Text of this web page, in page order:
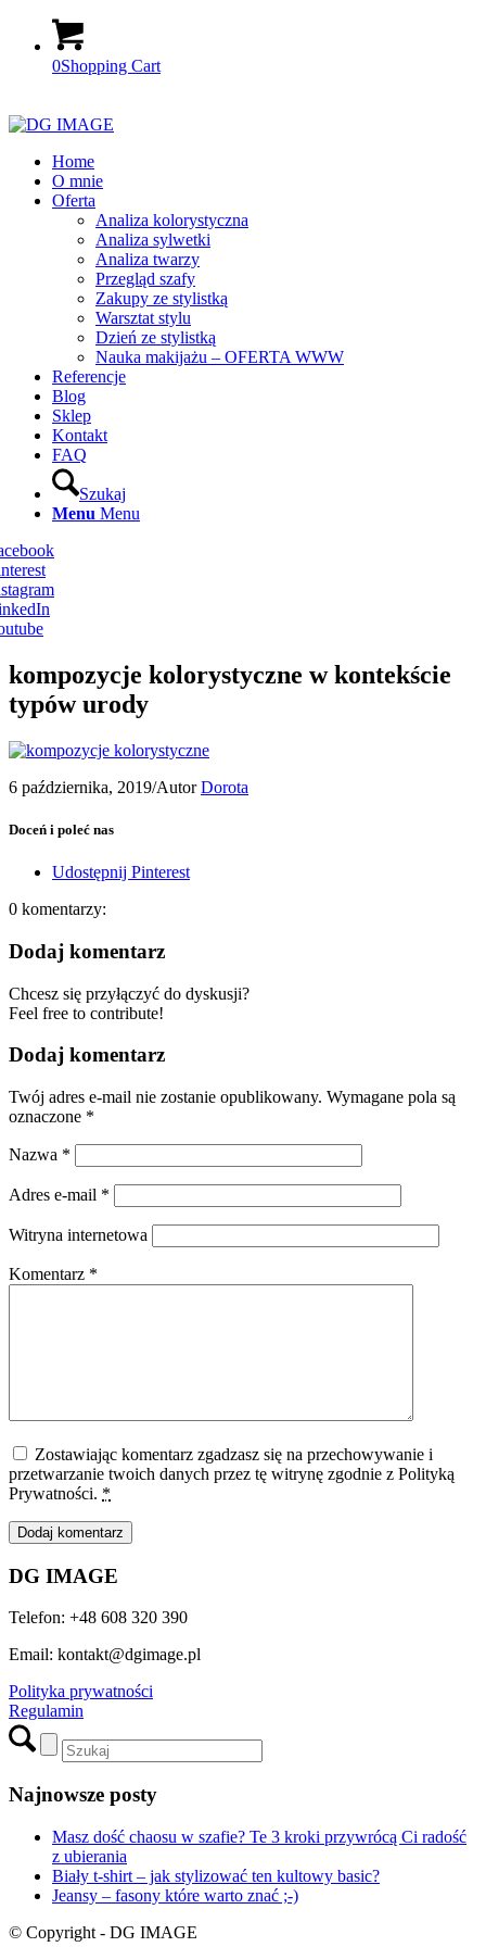
0Shopping Cart
Home
O mnie
Oferta
Analiza kolorystyczna
Analiza sylwetki
Analiza twarzy
Przegląd szafy
Zakupy ze stylistką
Warsztat stylu
Dzień ze stylistką
Nauka makijażu – OFERTA WWW
Referencje
Blog
Sklep
Kontakt
FAQ
Szukaj
Menu Menu
kompozycje kolorystyczne w kontekście
typów urody
6 października, 2019/AutorDorota
Doceń i poleć nas
Udostępnij Pinterest
0 komentarzy:
Dodaj komentarz
Chcesz się przyłączyć do dyskusji?
Feel free to contribute!
Dodaj komentarz
Twój adres e-mail nie zostanie opublikowany. Wymagane pola są
oznaczone *
Nazwa *
Adres e-mail *
Witryna internetowa
Komentarz *
Zostawiając komentarz zgadzasz się na przechowywanie i
przetwarzanie twoich danych przez tę witrynę zgodnie z Polityką
Prywatności. *
DG IMAGE
Telefon: +48 608 320 390
Email: kontakt@dgimage.pl
Polityka prywatności
Regulamin
Najnowsze posty
Masz dość chaosu w szafie? Te 3 kroki przywrócą Ci radość
z ubierania
Biały t-shirt – jak stylizować ten kultowy basic?
Jeansy – fasony które warto znać ;-)
© Copyright - DG IMAGE